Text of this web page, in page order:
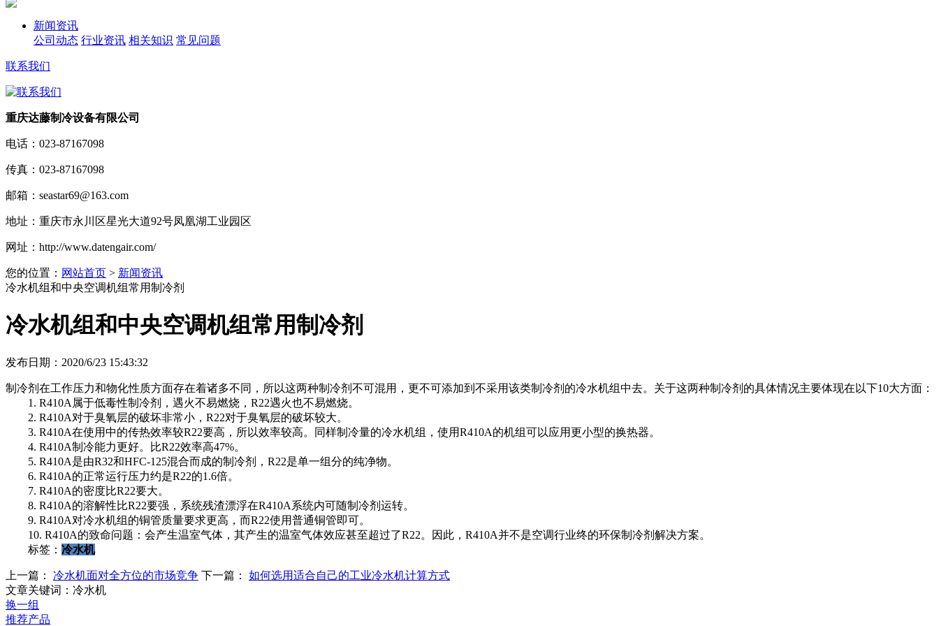
新闻资讯
公司动态 行业资讯 相关知识 常见问题
联系我们
重庆达藤制冷设备有限公司
电话： 023-87167098
传真： 023-87167098
邮箱： seastar69@163.com
地址： 重庆市永川区星光大道92号凤凰湖工业园区
网址： http://www.datengair.com/
您的位置： 网站首页 > 新闻资讯
冷水机组和中央空调机组常用制冷剂
冷水机组和中央空调机组常用制冷剂
发布日期：2020/6/23 15:43:32
制冷剂在工作压力和物化性质方面存在着诸多不同，所以这两种制冷剂不可混用，更不可添加到不采用该类制冷剂的冷水机组中去。关于这两种制冷剂的具体情况主要体现在以下10大方面：
1. R410A属于低毒性制冷剂，遇火不易燃烧，R22遇火也不易燃烧。
2. R410A对于臭氧层的破坏非常小，R22对于臭氧层的破坏较大。
3. R410A在使用中的传热效率较R22要高，所以效率较高。同样制冷量的冷水机组，使用R410A的机组可以应用更小型的换热器。
4. R410A制冷能力更好。比R22效率高47%。
5. R410A是由R32和HFC-125混合而成的制冷剂，R22是单一组分的纯净物。
6. R410A的正常运行压力约是R22的1.6倍。
7. R410A的密度比R22要大。
8. R410A的溶解性比R22要强，系统残渣漂浮在R410A系统内可随制冷剂运转。
9. R410A对冷水机组的铜管质量要求更高，而R22使用普通铜管即可。
10. R410A的致命问题：会产生温室气体，其产生的温室气体效应甚至超过了R22。因此，R410A并不是空调行业终的环保制冷剂解决方案。
标签： 冷水机
上一篇： 冷水机面对全方位的市场竞争 下一篇： 如何选用适合自己的工业冷水机计算方式
文章关键词：冷水机
换一组
推荐产品